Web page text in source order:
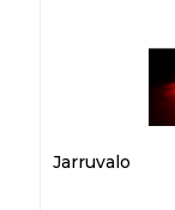
Jarruvalo